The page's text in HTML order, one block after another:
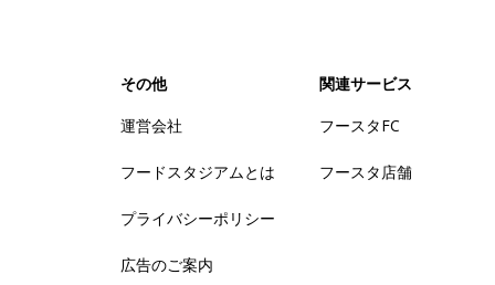
その他
運営会社
フードスタジアムとは
プライバシーポリシー
広告のご案内
関連サービス
フースタFC
フースタ店舗